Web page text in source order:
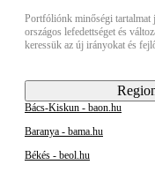
Portfóliónk minőségi tartalmat
országos lefedettséget és
keressük az új irányokat és
Bács-Kiskun - baon.hu
Baranya - bama.hu
Békés - beol.hu